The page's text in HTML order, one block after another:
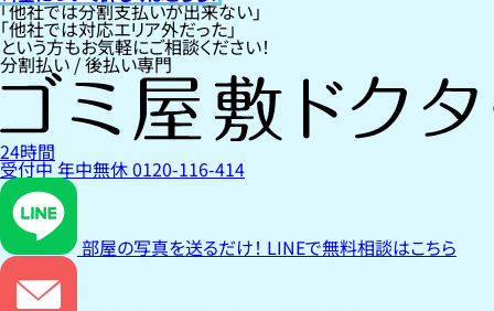
「他社では分割支払いが出来ない」
「他社では対応エリア外だった」
という方もお気軽にご相談ください！
分割払い / 後払い専門
24時間
受付中年中無休0120-116-414
部屋の写真を送るだけ！ LINEで無料相談はこちら